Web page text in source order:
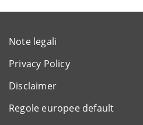
Note legali
Privacy Policy
Disclaimer
Regole europee default